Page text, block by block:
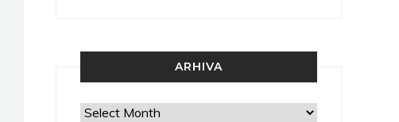
ARHIVA
Arhiva